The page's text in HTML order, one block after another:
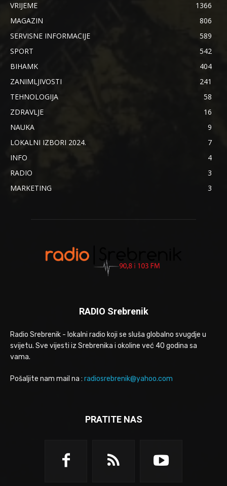
VRIJEME
1366
MAGAZIN
806
SERVISNE INFORMACIJE
589
SPORT
542
BIHAMK
404
ZANIMLJIVOSTI
241
TEHNOLOGIJA
58
ZDRAVLJE
16
NAUKA
9
LOKALNI IZBORI 2024.
7
INFO
4
RADIO
3
MARKETING
3
RADIO Srebrenik
Radio Srebrenik - lokalni radio koji se sluša globalno svugdje u
svijetu. Sve vijesti iz Srebrenika i okoline već 40 godina sa
vama.
Pošaljite nam mail na : radiosrebrenik@yahoo.com
PRATITE NAS